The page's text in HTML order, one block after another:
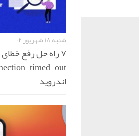
شنبه ۱۸ شهریور ۰۲
۷ راه حل رفع خطای
اندروید